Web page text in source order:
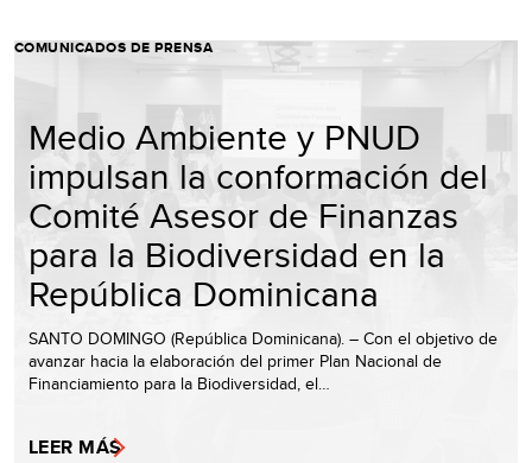
COMUNICADOS DE PRENSA
Medio Ambiente y PNUD
impulsan la conformación del
Comité Asesor de Finanzas
para la Biodiversidad en la
República Dominicana
SANTO DOMINGO (República Dominicana). – Con el objetivo de
avanzar hacia la elaboración del primer Plan Nacional de
Financiamiento para la Biodiversidad, el…
LEER MÁS